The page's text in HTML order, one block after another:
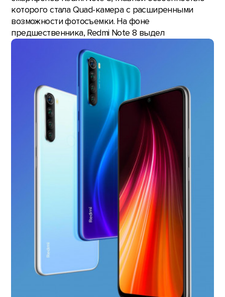
которого стала Quad-камера с расширенными
возможности фотосъемки. На фоне
предшественника, Redmi Note 8 выдел